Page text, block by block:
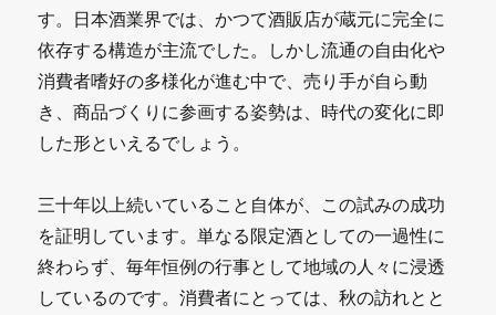
す。日本酒業界では、かつて酒販店が蔵元に完全に
依存する構造が主流でした。しかし流通の自由化や
消費者嗜好の多様化が進む中で、売り手が自ら動
き、商品づくりに参画する姿勢は、時代の変化に即
した形といえるでしょう。
三十年以上続いていること自体が、この試みの成功
を証明しています。単なる限定酒としての一過性に
終わらず、毎年恒例の行事として地域の人々に浸透
しているのです。消費者にとっては、秋の訪れとと